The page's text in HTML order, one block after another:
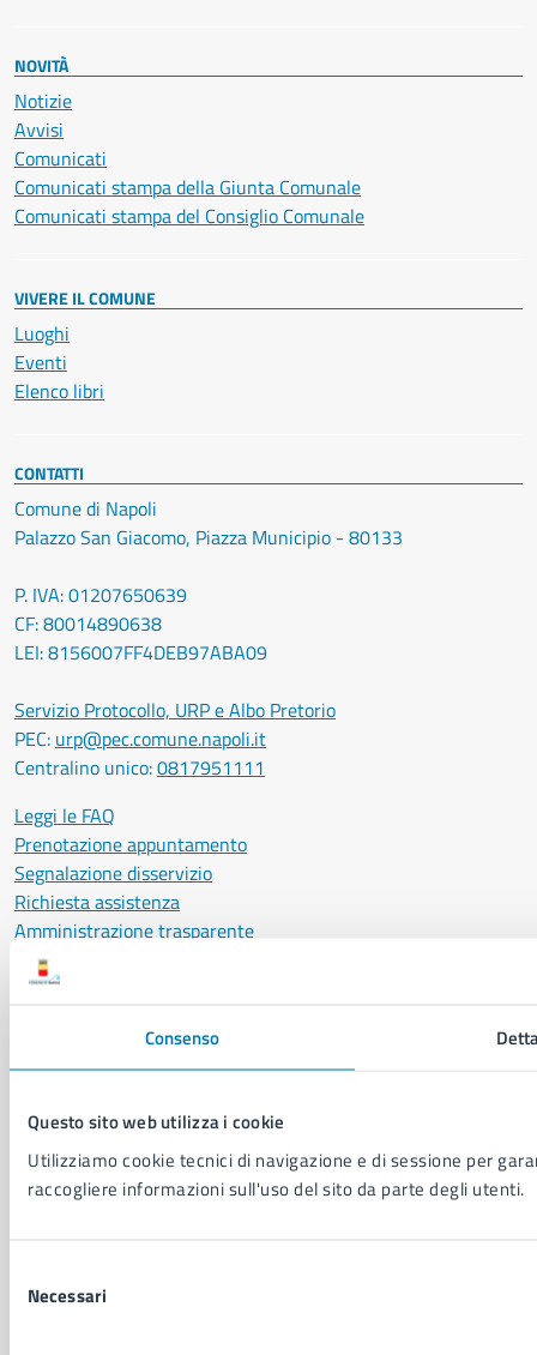
Consenso
Questo sito web utilizza i cookie
Utilizziamo cookie tecnici di navigazione e di sessione per
raccogliere informazioni sull'uso del sito da parte degli utenti.
delNecessari
NOVITÀ
Notizie
Avvisi
Comunicati
Comunicati stampa della Giunta Comunale
Comunicati stampa del Consiglio Comunale
VIVERE IL COMUNE
Luoghi
Eventi
Elenco libri
CONTATTI
Comune di Napoli
Palazzo San Giacomo, Piazza Municipio - 80133
P. IVA: 01207650639
CF: 80014890638
LEI: 8156007FF4DEB97ABA09
Servizio Protocollo, URP e Albo Pretorio
PEC: urp@pec.comune.napoli.it
Centralino unico:0817951111
Leggi le FAQ
Prenotazione appuntamento
Segnalazione disservizio
Richiesta assistenza
Amministrazione trasparente
Informativa privacy
Cookie Policy
Notifica atti giudiziari
Segnalazione problemi di accessibilità
Piano di miglioramento del sito